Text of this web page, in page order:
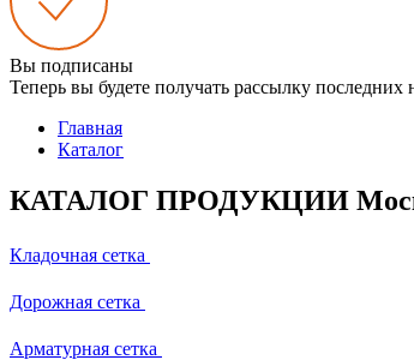
Вы подписаны
Теперь вы будете получать рассылку последних
Главная
Каталог
КАТАЛОГ ПРОДУКЦИИ
Кладочная сетка
Дорожная сетка
Арматурная сетка